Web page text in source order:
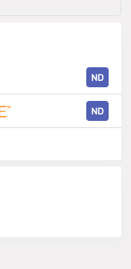
ND
ND